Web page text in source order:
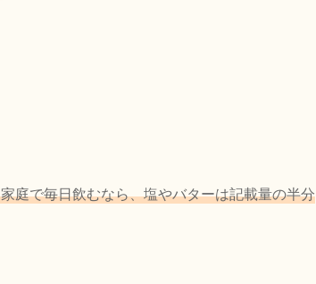
家庭で毎日飲むなら、塩やバターは記載量の半分